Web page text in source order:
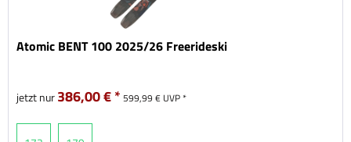
Atomic BENT 100 2025/26 Freerideski
jetzt nur386,00 € * 599,99 € UVP *